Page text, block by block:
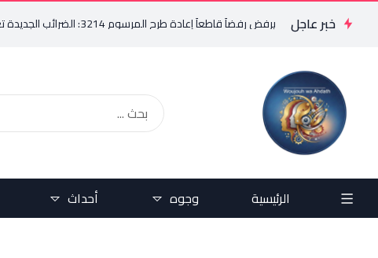
خبر عاجل
فريد البستاني يرفض رفضاً قاطعاً إعادة طرح المرسوم 3214: الضرائب الجديدة تعرقل التعافي الاقتصادي وتناقض مبدأ الشراكة
الرئيسية وجوه أحداث